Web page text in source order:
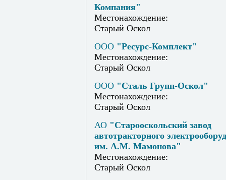
Компания"
Местонахождение:
Старый Оскол
ООО "Ресурс-Комплект"
Местонахождение:
Старый Оскол
ООО "Сталь Групп-Оскол"
Местонахождение:
Старый Оскол
АО "Старооскольский завод
автотракторного
им. А.М. Мамонова"
Местонахождение:
Старый Оскол